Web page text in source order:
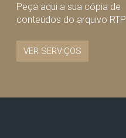
Peça aqui a sua cópia de
conteúdos do arquivo RTP
VER SERVIÇOS